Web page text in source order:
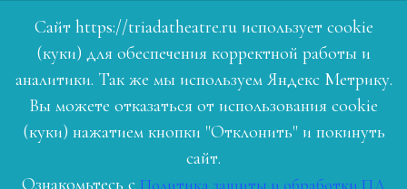
Сайт https://triadatheatre.ru использует cookie
(куки) для обеспечения корректной работы и
аналитики. Так же мы используем Яндекс Метрику.
Вы можете отказаться от использования cookie
(куки) нажатием кнопки "Отклонить" и покинуть
сайт.
Ознакомьтесь с Политика защиты и обработки ПД
ГЛАВНАЯ
РЕПЕРТУАР
О НАС